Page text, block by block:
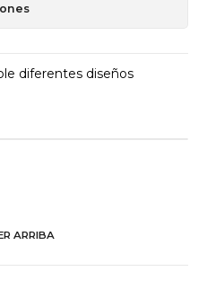
diferentes diseños
ARRIBA